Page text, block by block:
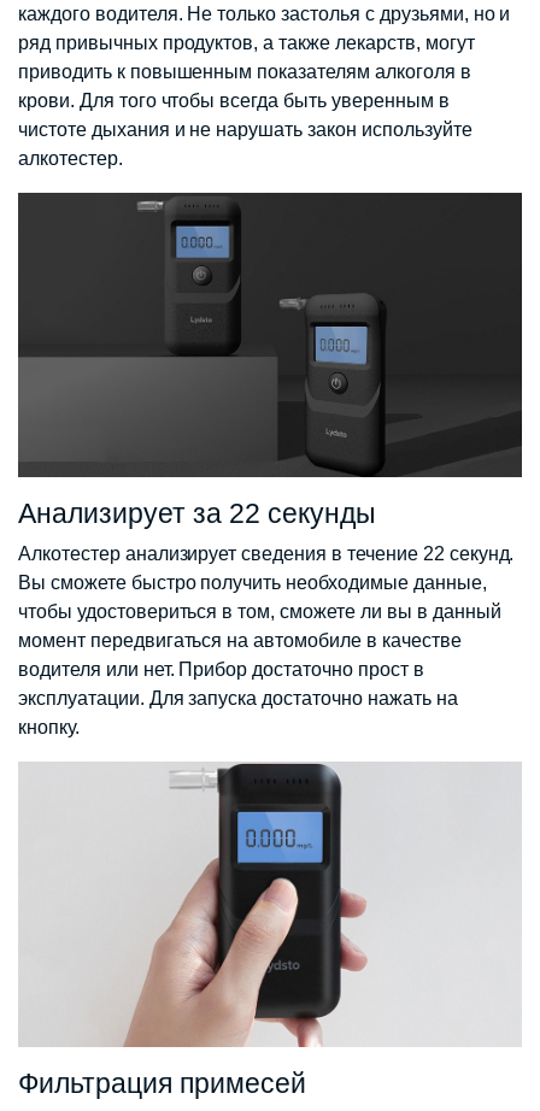
каждого водителя. Не только застолья с друзьями, но и
ряд привычных продуктов, а также лекарств, могут
приводить к повышенным показателям алкоголя в
крови. Для того чтобы всегда быть уверенным в
чистоте дыхания и не нарушать закон используйте
алкотестер.
Анализирует за 22 секунды
Алкотестер анализирует сведения в течение 22 секунд.
Вы сможете быстро получить необходимые данные,
чтобы удостовериться в том, сможете ли вы в данный
момент передвигаться на автомобиле в качестве
водителя или нет. Прибор достаточно прост в
эксплуатации. Для запуска достаточно нажать на
кнопку.
Фильтрация примесей